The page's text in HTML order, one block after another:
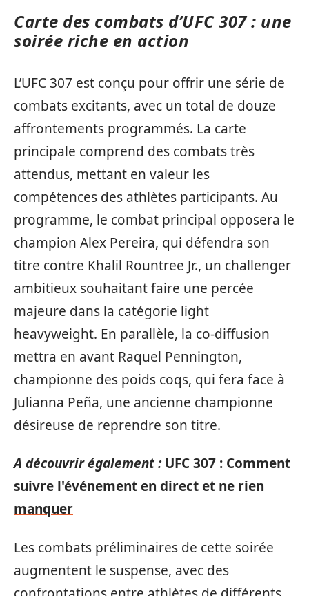
Carte des combats d’UFC 307 : une
soirée riche en action
L’UFC 307 est conçu pour offrir une série de
combats excitants, avec un total de douze
affrontements programmés. La carte
principale comprend des combats très
attendus, mettant en valeur les
compétences des athlètes participants. Au
programme, le combat principal opposera le
champion Alex Pereira, qui défendra son
titre contre Khalil Rountree Jr., un challenger
ambitieux souhaitant faire une percée
majeure dans la catégorie light
heavyweight. En parallèle, la co-diffusion
mettra en avant Raquel Pennington,
championne des poids coqs, qui fera face à
Julianna Peña, une ancienne championne
désireuse de reprendre son titre.
A découvrir également : UFC 307 : Comment
suivre l'événement en direct et ne rien
manquer
Les combats préliminaires de cette soirée
augmentent le suspense, avec des